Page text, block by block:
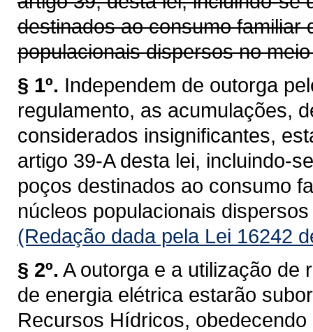
destinados ao consumo familiar
populacionais dispersos no
§ 1º. Independem de outorga
regulamento, as acumulações,
considerados insignificantes,
artigo 39-A desta lei, incluindo-
poços destinados ao consumo
núcleos populacionais
(Redação dada pela Lei 16242
§ 2º. A outorga e a utilização de
de energia elétrica estarão
Recursos Hídricos,